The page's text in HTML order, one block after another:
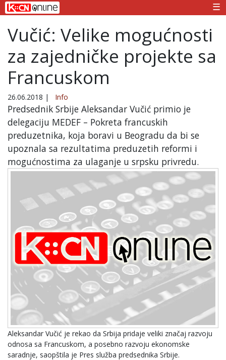
☰
Vučić: Velike mogućnosti
za zajedničke projekte sa
Francuskom
26.06.2018 | Info
Predsednik Srbije Aleksandar Vučić primio je
delegaciju MEDEF – Pokreta francuskih
preduzetnika, koja boravi u Beogradu da bi se
upoznala sa rezultatima preduzetih reformi i
mogućnostima za ulaganje u srpsku privredu.
Aleksandar Vučić je rekao da Srbija pridaje veliki značaj razvoju
odnosa sa Francuskom, a posebno razvoju ekonomske
saradnje, saopštila je Pres služba predsednika Srbije.